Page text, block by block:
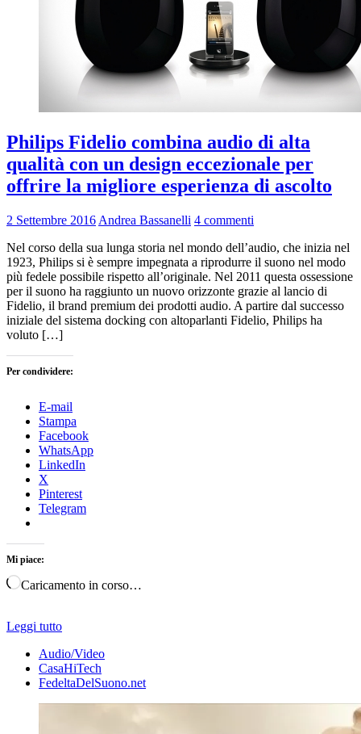
Philips Fidelio combina audio di alta
qualità con un design eccezionale per
offrire la migliore esperienza di ascolto
2 Settembre 2016 Andrea Bassanelli 4 commenti
Nel corso della sua lunga storia nel mondo dell’audio, che inizia nel
1923, Philips si è sempre impegnata a riprodurre il suono nel modo
più fedele possibile rispetto all’originale. Nel 2011 questa ossessione
per il suono ha raggiunto un nuovo orizzonte grazie al lancio di
Fidelio, il brand premium dei prodotti audio. A partire dal successo
iniziale del sistema docking con altoparlanti Fidelio, Philips ha
voluto […]
Per condividere:
E-mail
Stampa
Facebook
WhatsApp
LinkedIn
X
Pinterest
Telegram
Mi piace:
Caricamento in corso…
Leggi tutto
Audio/Video
CasaHiTech
FedeltaDelSuono.net